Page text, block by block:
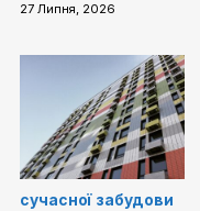
27 Липня, 2026
сучасної забудови